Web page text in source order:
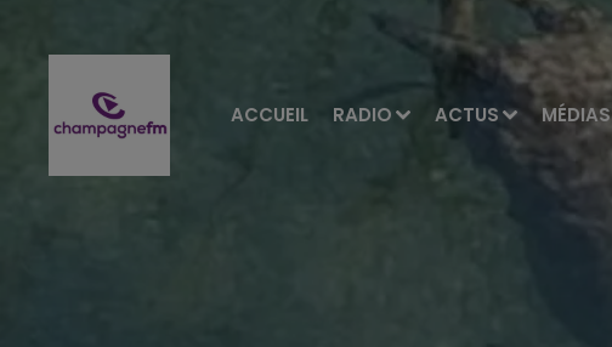
ACCUEIL RADIO ACTUS MÉDIAS